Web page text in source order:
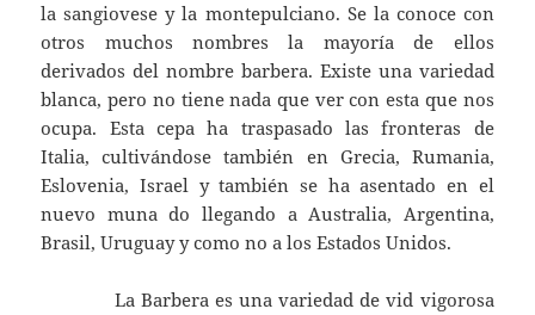
la sangiovese y la montepulciano. Se la conoce con
otros muchos nombres la mayoría de ellos
derivados del nombre barbera. Existe una variedad
blanca, pero no tiene nada que ver con esta que nos
ocupa. Esta cepa ha traspasado las fronteras de
Italia, cultivándose también en Grecia, Rumania,
Eslovenia, Israel y también se ha asentado en el
nuevo muna do llegando a Australia, Argentina,
Brasil, Uruguay y como no a los Estados Unidos.
La Barbera es una variedad de vid vigorosa